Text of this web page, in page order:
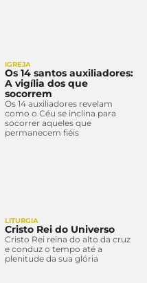
IGREJA
Os 14 santos auxiliadores:
A vigília dos que
socorrem
Os 14 auxiliadores revelam
como o Céu se inclina para
socorrer aqueles que
permanecem fiéis
LITURGIA
Cristo Rei do Universo
Cristo Rei reina do alto da cruz
e conduz o tempo até a
plenitude da sua glória